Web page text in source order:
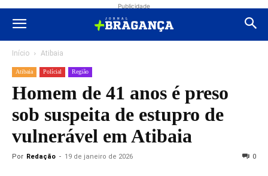
Publicidade
Início Atibaia
Atibaia Polícial Região
Homem de 41 anos é preso
sob suspeita de estupro de
vulnerável em Atibaia
Por Redação - 19 de janeiro de 2026 0